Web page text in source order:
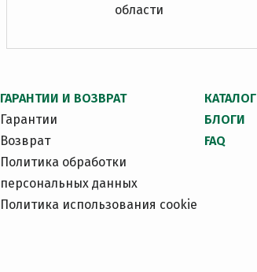
области
ГАРАНТИИ И ВОЗВРАТ
Гарантии
Возврат
Политика обработки
персональных данных
Политика использования cookie
КАТАЛОГ
БЛОГИ
FAQ